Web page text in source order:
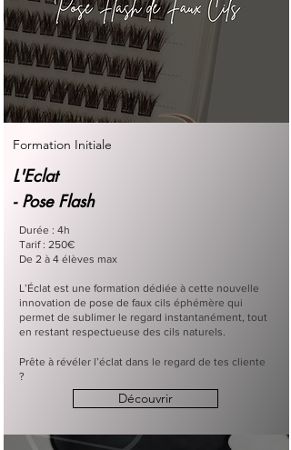
Formation Initiale
L'Eclat
- Pose Flash
Durée : 4h
Tarif : 250€
De 2 à 4 élèves max
L’Éclat est une formation dédiée à cette nouvelle
innovation de pose de faux cils éphémère qui
permet de sublimer le regard instantanément, tout
en restant respectueuse des cils naturels.
Prête à révéler l’éclat dans le regard de tes cliente
?
Découvrir